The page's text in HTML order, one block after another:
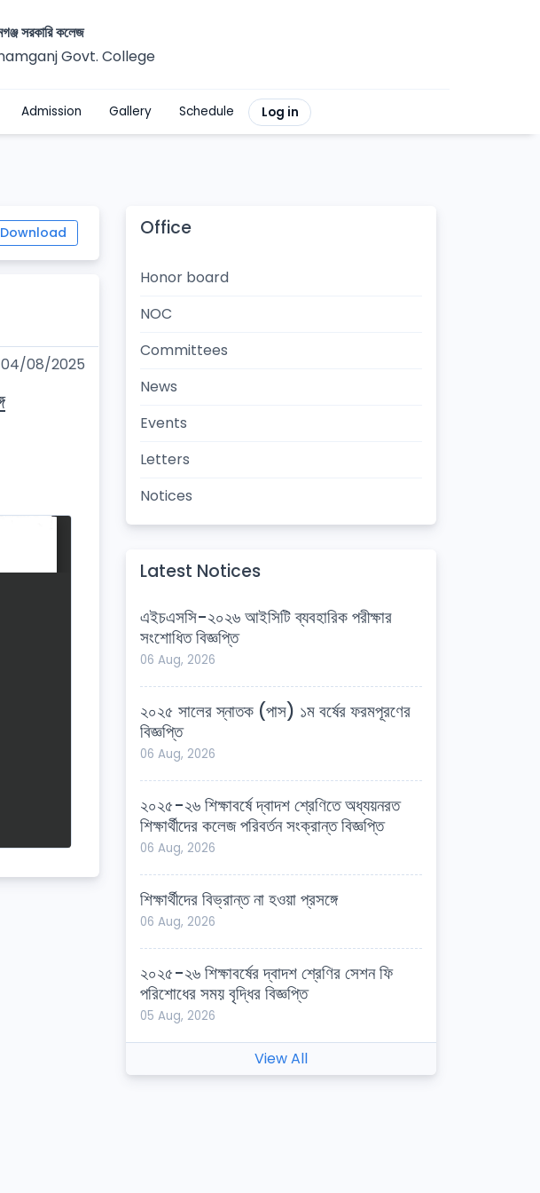
সরকারি কলেজ
Govt. College
Admission Gallery Schedule Log in
Download
04/08/2025
Office
Honor board
NOC
Committees
News
Events
Letters
Notices
Latest Notices
এইচএসসি-২০২৬ আইসিটি ব্যবহারিক পরীক্ষার
সংশোধিত বিজ্ঞপ্তি
06 Aug, 2026
২০২৫ সালের স্নাতক (পাস) ১ম বর্ষের ফরমপূরণের
বিজ্ঞপ্তি
06 Aug, 2026
২০২৫-২৬ শিক্ষাবর্ষে দ্বাদশ শ্রেণিতে অধ্যয়নরত
শিক্ষার্থীদের কলেজ পরিবর্তন সংক্রান্ত বিজ্ঞপ্তি
06 Aug, 2026
শিক্ষার্থীদের বিভ্রান্ত না হওয়া প্রসঙ্গে
06 Aug, 2026
২০২৫-২৬ শিক্ষাবর্ষের দ্বাদশ শ্রেণির সেশন ফি
পরিশোধের সময় বৃদ্ধির বিজ্ঞপ্তি
05 Aug, 2026
View All